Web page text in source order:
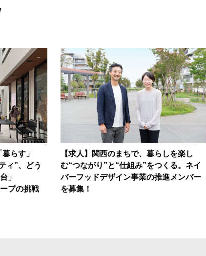
らす」
ィ”、どう
」
プの挑戦
【求人】関西のまちで、暮らしを楽し
む“つながり”と“仕組み”をつくる。ネイ
バーフッドデザイン事業の推進メンバー
を募集！